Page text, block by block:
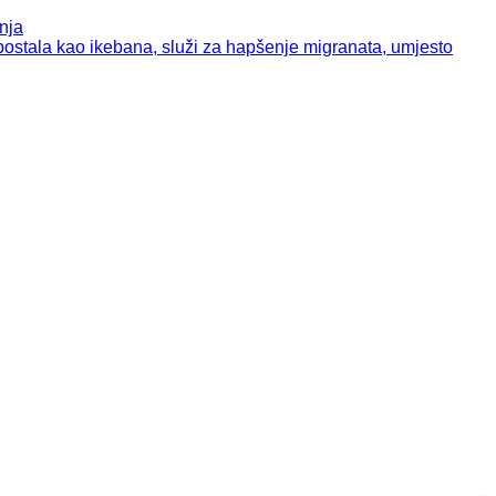
kao ikebana, služi za hapšenje migranata, umjesto